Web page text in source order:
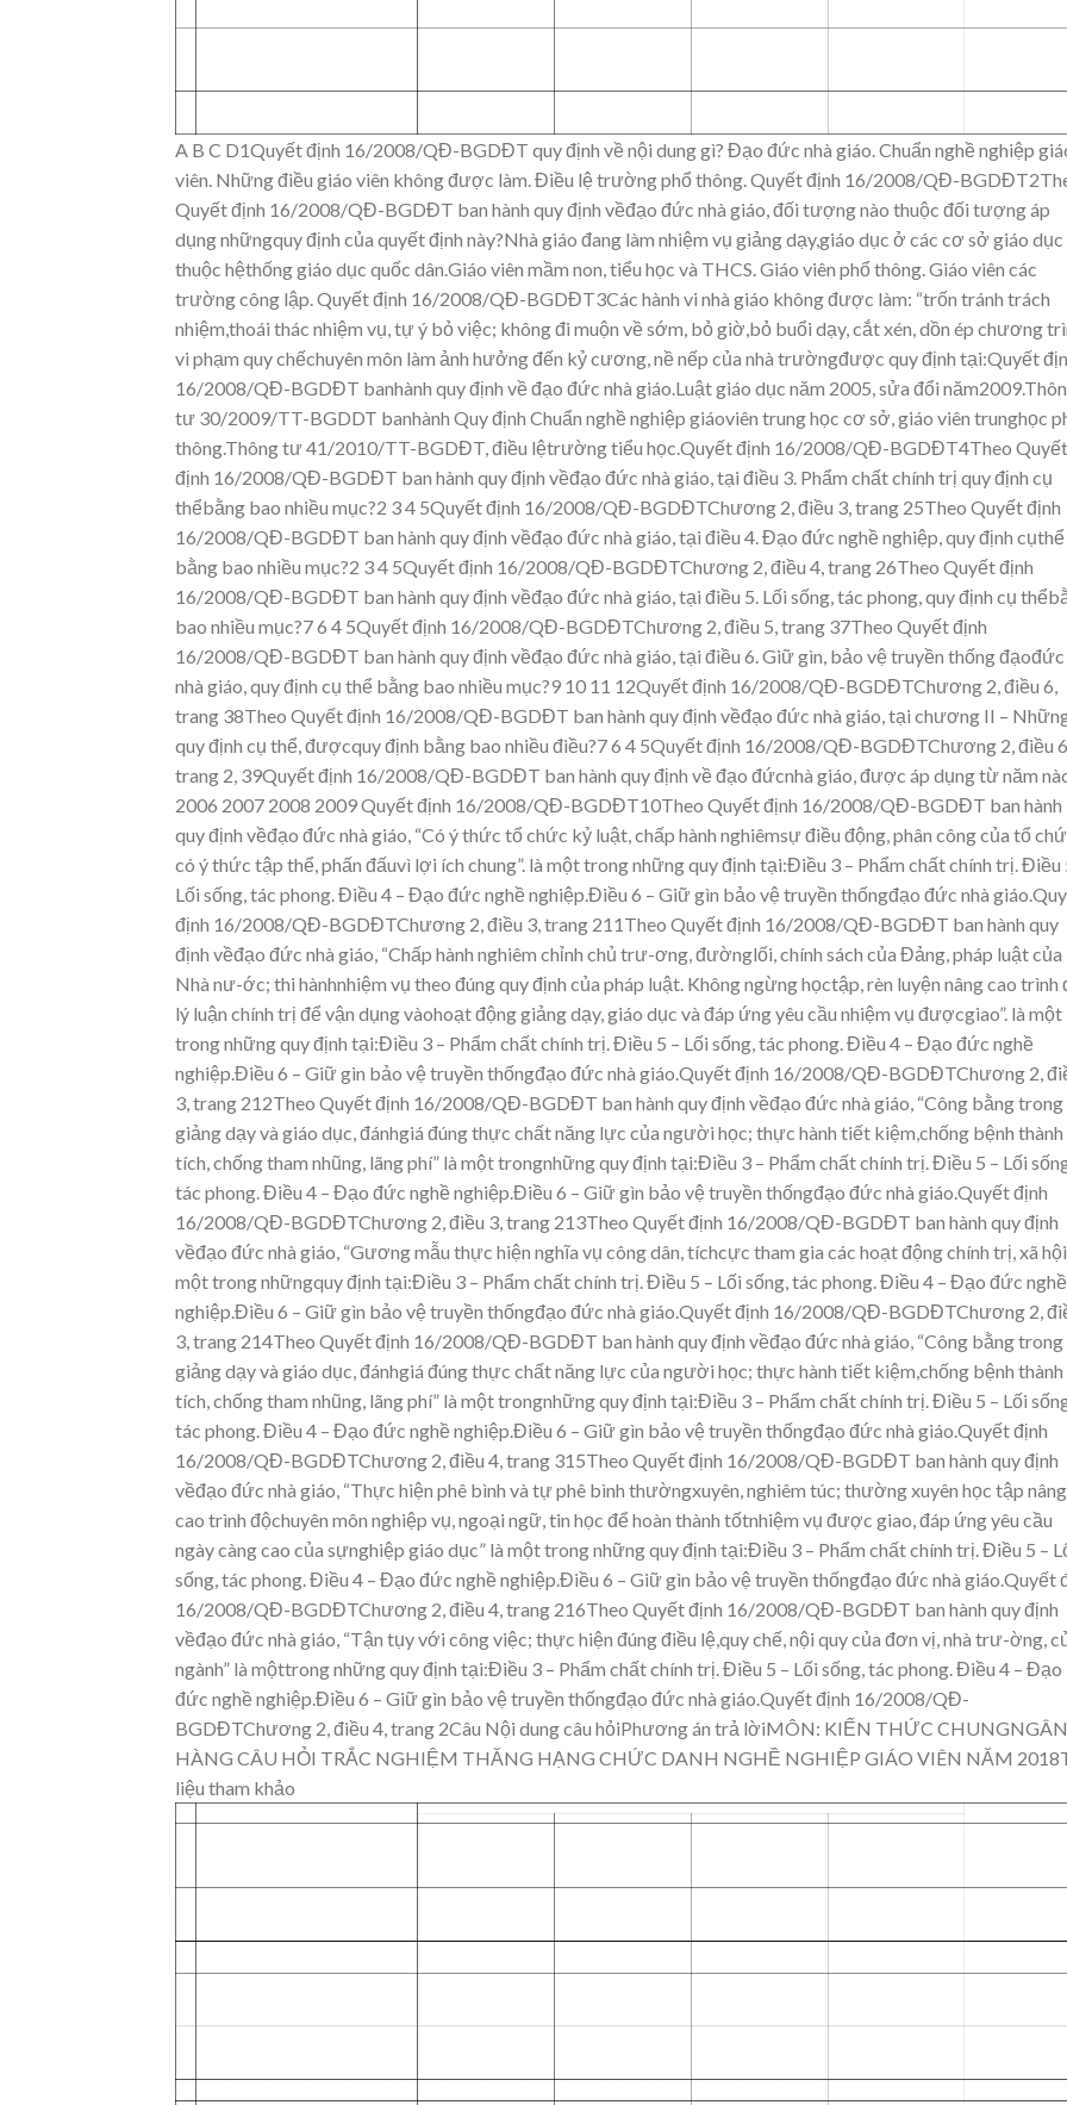
A B C D1Quyết định 16/2008/QĐ-BGDĐT quy định về nội dunggì? Đạo đức nhà giáo. Chuẩn nghề nghiệp
viên. Những điều giáo viên khôngđược làm. Điều lệ trường phổ thông Quyết định 16/2008/QĐ-
Quyết định 16/2008/QĐ-BGDĐT ban hành quy định vềđạo đức nhà giáo, đối tượng nào thuộc đối tượng áp
dụng nhữngquy định của quyết định này?Nhà giáo đang làm nhiệm vụ giảng dạy,giáo dục ở các cơ sở giáo dục
thuộc hệthống giáo dục quốc dân.Giáo viên mầm non, tiểu học và THCS. Giáo viên phổ thông. Giáo viên các
trường công lập. Quyết định 16/2008/QĐ-BGDĐT3Các hành vi nhà giáo khôngđược làm: “trốn tránh trách
nhiệm,thoái thác nhiệm vụ, tự ý bỏ việc; khôngđi muộn về sớm, bỏ giờ,bỏ buổi dạy, cắt xén, dồn ép chương
vi phạm quy chếchuyên môn làm ảnh hưởng đến kỷcương, nề nếp của nhà trườngđược quy định tại:Quyết
16/2008/QĐ-BGDĐT banhành quy định về đạo đức nhà giáo.Luật giáo dục năm 2005, sửa đổi
tư 30/2009/TT-BGDDT banhành Quy định Chuẩn nghề nghiệp giáoviên trung học cơ sở, giáo viên trunghọc
thông.Thông tư 41/2010/TT-BGDĐT, điều lệtrường tiểu học.Quyết định 16/2008/QĐ-BGDĐT4Theo Quyết
định 16/2008/QĐ-BGDĐT ban hành quy định vềđạo đức nhà giáo, tại điều 3. Phẩm chất chính trị quy định cụ
thểbằng bao nhiều mục?2 34 5Quyết định 16/2008/QĐ-BGDĐTChương 2, điều 3, trang 25Theo Quyếtđịnh
16/2008/QĐ-BGDĐT ban hành quyđịnh vềđạo đức nhà giáo, tại điều 4. Đạo đức nghề nghiệp, quyđịnh cụthể
bằng bao nhiều mục?2 34 5Quyết định 16/2008/QĐ-BGDĐTChương 2, điều 4, trang 26Theo Quyết định
16/2008/QĐ-BGDĐT ban hành quy định vềđạo đức nhà giáo, tại điều 5. Lối sống , tác phong, quy định cụ
bao nhiều mục?76 4 5Quyết định 16/2008/QĐ-BGDĐTChương 2, điều 5, trang 37Theo Quyết định
16/2008/QĐ-BGDĐT ban hành quy định vềđạo đức nhà giáo, tại điều 6. Giữ gìn, bảo vệ truyền thống đạođức
nhà giáo, quyđịnh cụ thể bằng bao nhiều mục?9 10 11 12Quyết định 16/2008/QĐ-BGDĐTChương 2, điều 6,
trang 38Theo Quyết định 16/2008/QĐ-BGDĐT ban hành quy định vềđạo đức nhà giáo, tại chương II –
quyđịnh cụ thể, đượcquy định bằng bao nhiều điều?76 4 5Quyết định 16/2008/QĐ-BGDĐTChương 2, điều 6,
trang 2, 39Quyết định 16/2008/QĐ-BGDĐT ban hành quy định về đạo đứcnhà giáo, được áp dụngtừ năm
2006 2007 2008 2009Quyết định 16/2008/QĐ-BGDĐT10Theo Quyết định 16/2008/QĐ-BGDĐT ban hành
quy định vềđạo đức nhà giáo, “Có ý thức tổ chức kỷ luật, chấp hành nghiêmsự điều động, phân côngcủa tổ
có ý thức tập thể, phấn đấuvì lợi ích chung”. là một trong những quyđịnh tại:Điều 3 – Phẩm chất chính trị. Điều
L ối sống, tác phong Điều 4 – Đạo đức nghề nghiệp.Điều 6 – Giữ gìn bảo vệ truyền thốngđạo đức nhà
định 16/2008/QĐ-BGDĐTChương 2, điều 3, trang 211Theo Quyết định 16/2008/QĐ-BGDĐT ban hành quy
định vềđạo đức nhà giáo, “Chấp hành nghiêm chỉnh chủ trư-ơng , đườnglối, chính sách của Đảng, pháp luật của
Nhà nư-ớc; thi hànhnhiệm vụ theo đúng quy định của pháp luật. Khôngngừnghọctập, rèn luyện nâng cao trình
lý luận chính trị để vận dụngvàohoạt động giảng dạy, giáo dục và đáp ứngyêu cầu nhiệm vụ đượcgiao”. là một
trong những quyđịnh tại:Điều 3 – Phẩm chất chính trị. Điều 5 – L ối sống, tác phong Điều 4 – Đạo đức nghề
nghiệp.Điều 6 – Giữ gìn bảo vệ truyền thốngđạo đức nhà giáo.Quyết định 16/2008/QĐ-BGDĐTChương 2,
3, trang 212Theo Quyết định 16/2008/QĐ-BGDĐT ban hành quy định vềđạo đức nhà giáo, “Công bằng trong
giảng dạyvà giáo dục, đánhgiá đúngthực chất năng lực của người học; thực hành tiết kiệm,chống bệnh thành
tích, chống tham nhũng, lãngphí” là một trongnhững quyđịnh tại:Điều 3 – Phẩm chất chính trị. Điều 5 – L ối
tác phong Điều 4 – Đạo đức nghề nghiệp.Điều 6 – Giữ gìn bảo vệ truyền thốngđạo đức nhà giáo.Quyết định
16/2008/QĐ-BGDĐTChương 2, điều 3, trang 213Theo Quyết định 16/2008/QĐ-BGDĐT ban hành quy định
vềđạo đức nhà giáo, “Gương mẫu thực hiện nghĩa vụ côngdân, tíchcực tham gia các hoạt động chính trị, xã
một trong nhữngquy định tại:Điều 3 – Phẩm chất chính trị. Điều 5 – L ối sống, tác phong Điều 4 – Đạo đức nghề
nghiệp.Điều 6 – Giữ gìn bảo vệ truyền thốngđạo đức nhà giáo.Quyết định 16/2008/QĐ-BGDĐTChương 2,
3, trang 214Theo Quyết định 16/2008/QĐ-BGDĐT ban hành quy định vềđạo đức nhà giáo, “Công bằng trong
giảng dạyvà giáo dục, đánhgiá đúngthực chất năng lực của người học; thực hành tiết kiệm,chống bệnh thành
tích, chống tham nhũng, lãngphí” là một trongnhững quyđịnh tại:Điều 3 – Phẩm chất chính trị. Điều 5 – L ối
tác phong Điều 4 – Đạo đức nghề nghiệp.Điều 6 – Giữ gìn bảo vệ truyền thốngđạo đức nhà giáo.Quyết định
16/2008/QĐ-BGDĐTChương 2, điều 4, trang 315Theo Quyết định 16/2008/QĐ-BGDĐT ban hành quy định
vềđạo đức nhà giáo, “Thực hiện phê bình và tự phê bình thườngxuyên, nghiêm túc; thường xuyên học tập nâng
cao trình độchuyên môn nghiệp vụ, ngoại ngữ, tin học để hoàn thành tốtnhiệm vụ được giao, đáp ứngyêu cầu
ngàycàng cao của sựnghiệp giáo dục” là một trong nhữngquy định tại:Điều 3 – Phẩm chất chính trị. Điều 5 – L
sống, tác phong Điều 4 – Đạo đức nghề nghiệp.Điều 6 – Giữ gìn bảo vệ truyền thốngđạo đức nhà giáo.Quyết
16/2008/QĐ-BGDĐTChương 2, điều 4, trang 216Theo Quyết định 16/2008/QĐ-BGDĐT ban hành quy định
vềđạo đức nhà giáo, “Tận tụy với công việc; thực hiện đúng điều lệ,quy chế, nội quycủa đơn vị, nhà trư-ờng,
ngành” là mộttrong những quyđịnh tại:Điều 3 – Phẩm chất chính trị. Điều 5 – L ối sống, tác phong Điều 4 – Đạo
đức nghề nghiệp.Điều 6 – Giữ gìn bảo vệ truyền thốngđạo đức nhà giáo.Quyết định 16/2008/QĐ-
BGDĐTChương 2, điều 4, trang 2Câu Nội dung câu hỏiPhương án trả lờiMÔN: KIẾN THỨC CHUNGNGÂN
HÀNG CÂU HỎI TRẮC NGHIỆM THĂNG HẠNG CHỨC DANH NGHỀ NGHIỆP GIÁO VIÊN NĂM
liệu tham khảo